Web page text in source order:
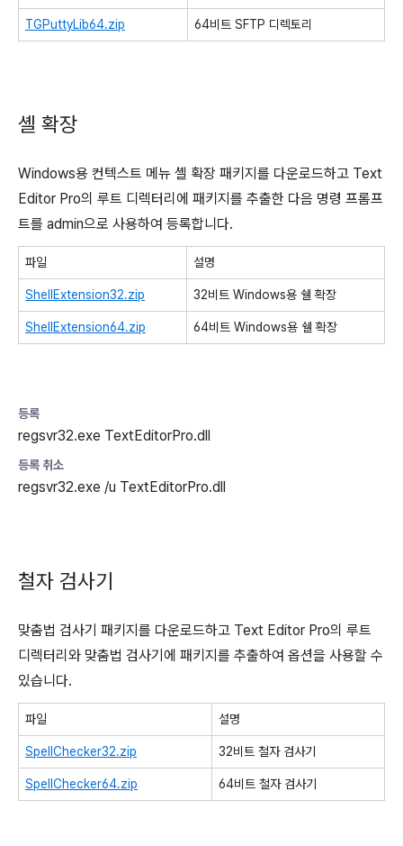
TGPuttyLib64.zip 64비트 SFTP 디렉토리
셸 확장
Windows용 컨텍스트 메뉴 셸 확장 패키지를 다운로드하고 Text
Editor Pro의 루트 디렉터리에 패키지를 추출한 다음 명령 프롬프
트를 admin으로 사용하여 등록합니다.
파일 설명
ShellExtension32.zip 32비트 Windows용 쉘 확장
ShellExtension64.zip 64비트 Windows용 쉘 확장
등록
regsvr32.exe TextEditorPro.dll
등록 취소
regsvr32.exe /u TextEditorPro.dll
철자 검사기
맞춤법 검사기 패키지를 다운로드하고 Text Editor Pro의 루트
디렉터리와 맞춤법 검사기에 패키지를 추출하여 옵션을 사용할 수
있습니다.
파일 설명
SpellChecker32.zip 32비트 철자 검사기
SpellChecker64.zip 64비트 철자 검사기